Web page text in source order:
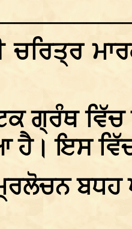
ਚਰਿਤ੍ਰ
ਗ੍ਰੰਥ
ਹੈ। ਇਸ
ਬਧਹ